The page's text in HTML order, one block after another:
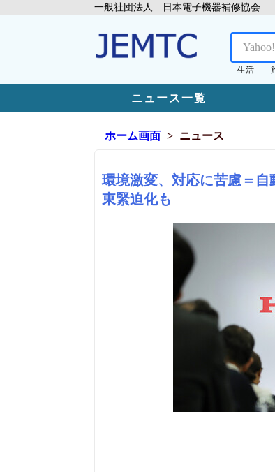
一般社団法人 日本電子機器補修協会
生活
ニュース一覧
ホーム画面 ニュース
環境激変、対応に苦慮＝
東緊迫化も